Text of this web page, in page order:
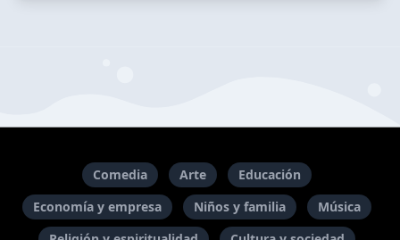
Comedia Arte
Educación
Economía y empresa
Niños y familia
Música